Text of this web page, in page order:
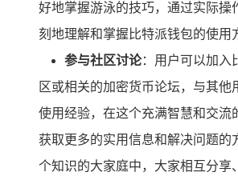
好地掌握游泳的技巧，通过实际操
刻地理解和掌握比特派钱包的使用
参与社区讨论：用户可以加入
区或相关的加密货币论坛，与其他
使用经验，在这个充满智慧和交流
获取更多的实用信息和解决问题的
个知识的大家庭中，大家相互分享